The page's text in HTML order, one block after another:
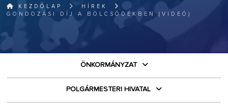
KEZDŐLAP
HÍREK
GONDOZÁSI DÍJ A BÖLCSŐDÉKBEN (VIDEÓ)
ÖNKORMÁNYZAT
POLGÁRMESTERI HIVATAL